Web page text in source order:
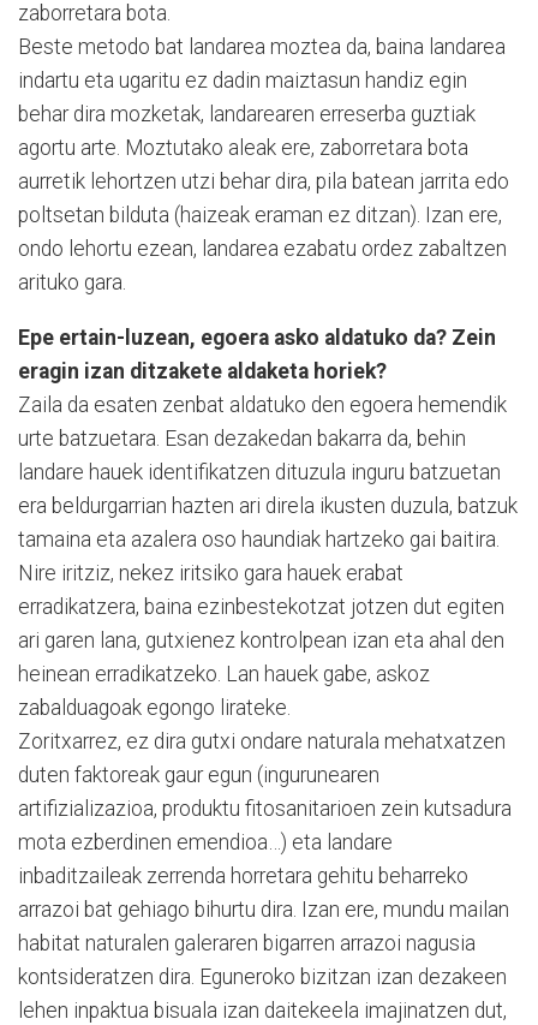
zaborretara bota.
Beste metodo bat landarea moztea da, baina landarea
in­dartu eta ugaritu ez dadin maiztasun handiz egin
behar dira mozketak, landarearen erreserba guztiak
agortu arte. Moz­tu­tako aleak ere, zaborretara bota
aurretik lehortzen utzi behar dira, pila batean jarrita edo
poltsetan bilduta (haizeak eraman ez ditzan). Izan ere,
ondo lehortu ezean, landarea ezabatu ordez zabaltzen
arituko gara.
Epe ertain-luzean, egoera asko aldatuko da? Zein
eragin izan ditzakete aldaketa horiek?
Zaila da esaten zenbat aldatuko den egoera hemendik
urte ba­tzuetara. Esan dezakedan bakarra da, behin
landare hauek identifikatzen dituzula inguru batzuetan
era beldurgarrian hazten ari direla ikusten duzula, batzuk
tamaina eta azalera oso haundiak hartzeko gai baitira.
Nire iritziz, nekez iritsiko gara hauek erabat
erradikatzera, baina ezinbestekotzat jotzen dut egiten
ari garen lana, gu­txienez kontrolpean izan eta ahal den
heinean erradikatzeko. Lan hauek gabe, askoz
zabalduagoak egongo lirateke.
Zoritxarrez, ez dira gutxi ondare naturala mehatxatzen
duten faktoreak gaur egun (ingurunearen
artifizializazioa, produktu fitosanitarioen zein kutsadura
mota ezberdinen emendioa…) eta landare
inbaditzaileak zerrenda horretara gehitu beharreko
arrazoi bat gehiago bihurtu dira. Izan ere, mundu mailan
habitat naturalen galeraren bigarren arrazoi nagusia
kontsidera­tzen dira. Eguneroko bizitzan izan dezakeen
lehen inpaktua bisuala izan daitekeela imajinatzen dut,